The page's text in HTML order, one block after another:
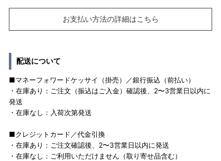
お支払い方法の詳細はこちら
配送について
■マネーフォワードケッサイ（掛売）／銀行振込（前払い）
・在庫あり：ご注文（振込はご入金）確認後、2〜3営業日以内に
発送
・在庫なし：入荷次第発送
■クレジットカード／代金引換
・在庫あり：ご注文確認後、2〜3営業日以内に発送
・在庫なし：ご利用いただけません（取り寄せ品含む）